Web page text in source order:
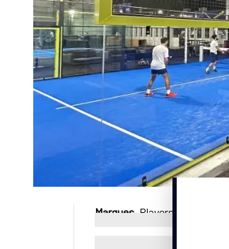
Marques. Players a annoncé